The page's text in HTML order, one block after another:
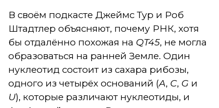
В своём подкасте Джеймс Тур и Роб
Штадтлер объясняют, почему РНК, хотя
бы отдалённо похожая на QT45, не могла
образоваться на ранней Земле. Один
нуклеотид состоит из сахара рибозы,
одного из четырёх оснований (A, C, G и
U), которые различают нуклеотиды, и